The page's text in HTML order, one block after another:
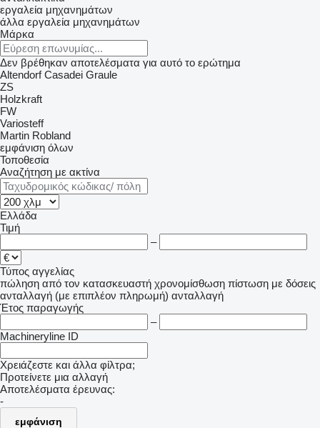
εργαλεία μηχανημάτων
άλλα εργαλεία μηχανημάτων
Μάρκα
Δεν βρέθηκαν αποτελέσματα για αυτό το ερώτημα
Altendorf Casadei Graule
ZS
Holzkraft
FW
Variosteff
Martin Robland
εμφάνιση όλων
Τοποθεσία
Αναζήτηση με ακτίνα
Ελλάδα
Τιμή
–
Τύπος αγγελίας
πώληση από τον κατασκευαστή χρονομίσθωση πίστωση με δόσεις
ανταλλαγή (με επιπλέον πληρωμή) ανταλλαγή
Έτος παραγωγής
–
Machineryline ID
Χρειάζεστε και άλλα φίλτρα;
Προτείνετε μια αλλαγή
Αποτελέσματα έρευνας:
-
εμφάνιση